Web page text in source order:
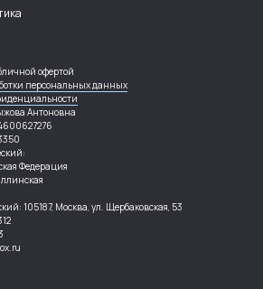
офертой
персональных данных
Антоновна
Федерация
105187, Москва, ул. Щербаковская, 53